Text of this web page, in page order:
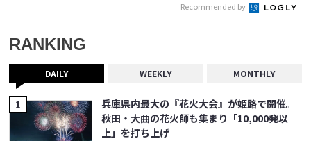
Recommended by
RANKING
DAILY WEEKLY MONTHLY
兵庫県内最大の『花火大会』が姫路で開催。
秋田・大曲の花火師も集まり「10,000発以
上」を打ち上げ